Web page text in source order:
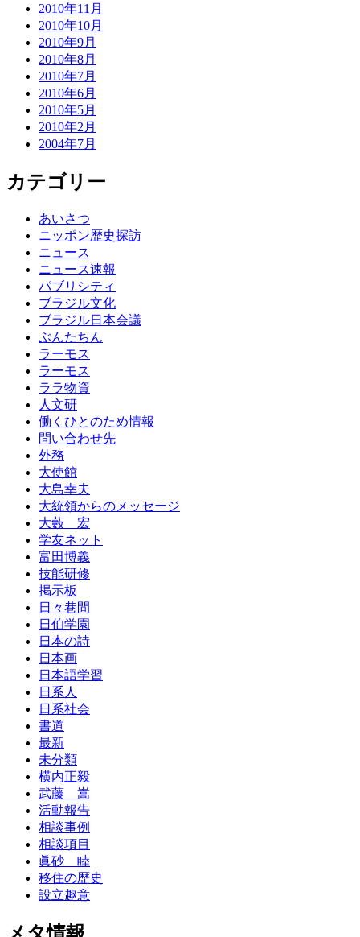
2010年11月
2010年10月
2010年9月
2010年8月
2010年7月
2010年6月
2010年5月
2010年2月
2004年7月
カテゴリー
あいさつ
ニッポン歴史探訪
ニュース
ニュース速報
パブリシティ
ブラジル文化
ブラジル日本会議
ぶんたちん
ラーモス
ラーモス
ララ物資
人文研
働くひとのため情報
問い合わせ先
外務
大使館
大島幸夫
大統領からのメッセージ
大藪 宏
学友ネット
富田博義
技能研修
掲示板
日々巷間
日伯学園
日本の詩
日本画
日本語学習
日系人
日系社会
書道
最新
未分類
横内正毅
武藤 嵩
活動報告
相談事例
相談項目
眞砂 睦
移住の歴史
設立趣意
メタ情報